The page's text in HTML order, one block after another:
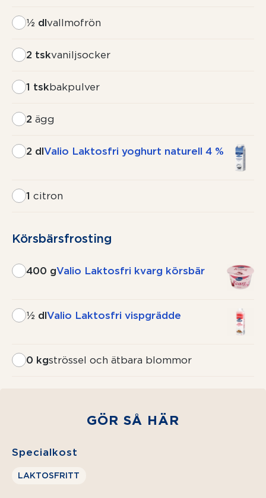
½ dlvallmofrön
2 tskvaniljsocker
1 tskbakpulver
2 ägg
2 dlValio Laktosfri yoghurt naturell 4 %
1 citron
Körsbärsf­rosting
400 gValio Laktosfri kvarg körsbär
½ dlValio Laktosfri vispgrädde
0 kgströssel och ätbara blommor
GÖR SÅ HÄR
Specialkost
LAKTOSFRITT